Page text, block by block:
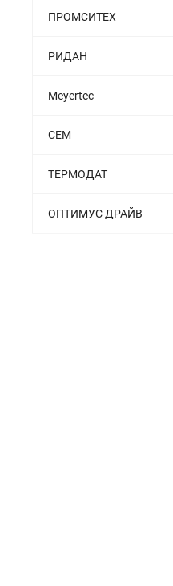
ПРОМСИТЕХ
РИДАН
Meyertec
СЕМ
ТЕРМОДАТ
ОПТИМУС ДРАЙВ